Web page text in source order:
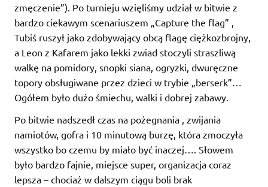
zmęczenie”). Po turnieju wzięliśmy udział w bitwie z
bardzo ciekawym scenariuszem „Capture the flag” ,
Tubiś ruszył jako zdobywający obcą flagę ciężkozbrojny,
a Leon z Kafarem jako lekki zwiad stoczyli straszliwą
walkę na pomidory, snopki siana, ogryzki, dwuręczne
topory obsługiwane przez dzieci w trybie „berserk”…
Ogółem było dużo śmiechu, walki i dobrej zabawy.
Po bitwie nadszedł czas na pożegnania , zwijania
namiotów, gofra i 10 minutową burzę, która zmoczyła
wszystko bo czemu by miało być inaczej…. Słowem
było bardzo fajnie, miejsce super, organizacja coraz
lepsza – chociaż w dalszym ciągu boli brak